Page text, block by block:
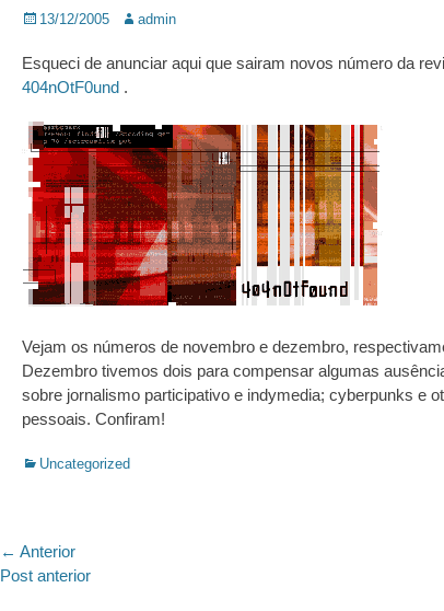
Posted
13/12/2005 Autor:
admin
Esqueci de anunciar aqui que sairam novos número da
404nOtF0und .
Vejam os números de novembro e dezembro,
Dezembro tivemos dois para compensar algumas
sobre jornalismo participativo e indymedia; cyberpunks e
pessoais. Confiram!
Categorias:
Uncategorized
Navegação
de
← Anterior
Post
Post anterior